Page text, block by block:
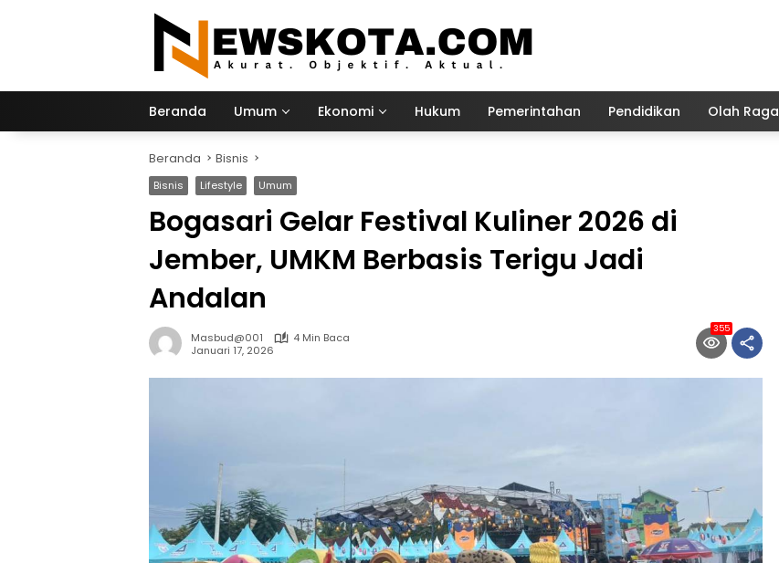
Beranda Umum Ekonomi Hukum Pemerintahan Pendidikan Olah Raga
Beranda Bisnis
Bisnis Lifestyle Umum
Bogasari Gelar Festival Kuliner 2026 di
Jember, UMKM Berbasis Terigu Jadi
Andalan
Masbud@001
4 Min Baca
Januari 17, 2026
355